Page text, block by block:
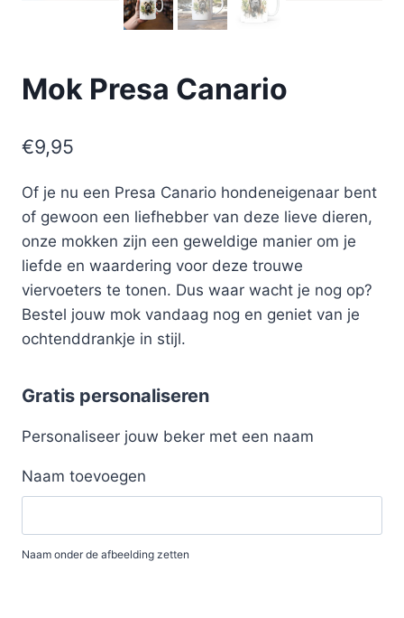
Mok Presa Canario
€9,95
Of je nu een Presa Canario hondeneigenaar bent
of gewoon een liefhebber van deze lieve dieren,
onze mokken zijn een geweldige manier om je
liefde en waardering voor deze trouwe
viervoeters te tonen. Dus waar wacht je nog op?
Bestel jouw mok vandaag nog en geniet van je
ochtenddrankje in stijl.
Gratis personaliseren
Personaliseer jouw beker met een naam
Naam toevoegen
Naam onder de afbeelding zetten